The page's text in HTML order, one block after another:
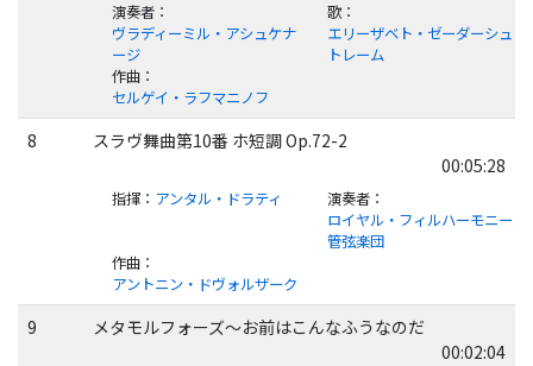
演奏者：
ヴラディーミル・アシュケナ
ージ
歌：
エリーザベト・ゼーダーシュ
トレーム
作曲：
セルゲイ・ラフマニノフ
8
スラヴ舞曲第10番 ホ短調 Op.72-2
00:05:28
指揮： アンタル・ドラティ 演奏者：
ロイヤル・フィルハーモニー
管弦楽団
作曲：
アントニン・ドヴォルザーク
9
メタモルフォーズ～お前はこんなふうなのだ
00:02:04